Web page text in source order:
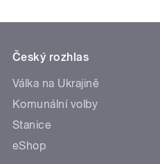
Český rozhlas
Válka na Ukrajině
Komunální volby
Stanice
eShop